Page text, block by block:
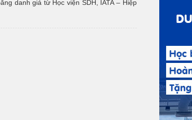
danh giá từ Học viện SDH, IATA – Hiệp